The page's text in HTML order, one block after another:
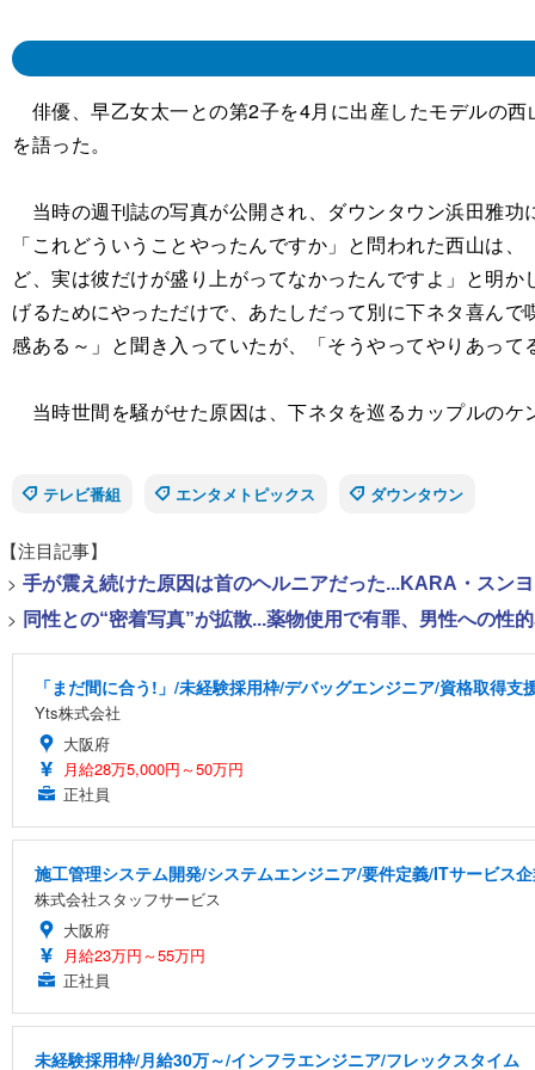
俳優、早乙女太一との第2子を4月に出産したモデルの
を語った。
当時の週刊誌の写真が公開され、ダウンタウン浜田雅
「これどういうことやったんですか」と問われた西山は
ど、実は彼だけが盛り上がってなかったんですよ」と明
げるためにやっただけで、あたしだって別に下ネタ喜ん
感ある～」と聞き入っていたが、「そうやってやりあっ
当時世間を騒がせた原因は、下ネタを巡るカップルのケ
テレビ番組
エンタメトピックス ダウンタウン
【注目記事】
> 手が震え続けた原因は首のヘルニアだった...KARA・スン
> 同性との“密着写真”が拡散...薬物使用で有罪、男性への性
「まだ間に合う!」/未経験採用枠/デバッグエンジニア/資格取得支
Yts株式会社
大阪府
月給28万5,000円～50万円
正社員
施工管理システム開発/システムエンジニア/要件定義/ITサービス
株式会社スタッフサービス
大阪府
月給23万円～55万円
正社員
未経験採用枠/月給30万～/インフラエンジニア/フレックスタイム